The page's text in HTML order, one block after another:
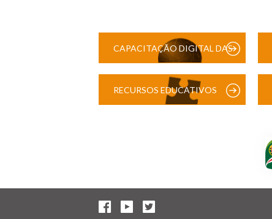
CAPACITAÇÃO DIGITAL DAS
RECURSOS EDUCATIVOS